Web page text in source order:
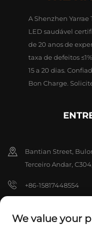
A Shenzhen
LED saudável
de 20 anos de
taxa de defeitos
15 a 20 dias.
Bon Charge.
Bantian Street,
Terceiro Andar,
+86-15817448554
We value your